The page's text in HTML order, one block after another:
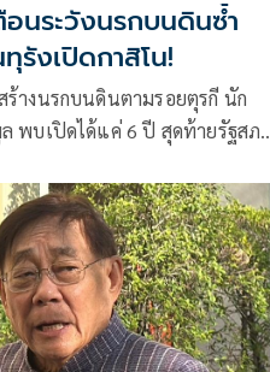
นระวังนรกบนดินซ้ำ
รังเปิดกาสิโน!
ร้างนรกบนดินตามรอยตุรกี นัก
พบเปิดได้แค่ 6 ปี สุดท้ายรัฐสภา
ลางแหล่งฟอกเงินดำ